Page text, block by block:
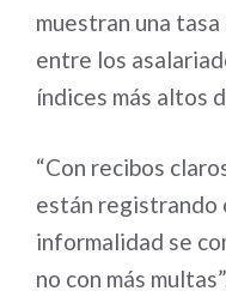
muestran una
entre los
índices más altos
“Con recibos
están registrando
informalidad se
no con más